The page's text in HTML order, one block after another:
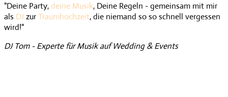
"Deine Party, deine Musik, Deine Regeln - gemeinsam mit mir
als DJ zurTraumhochzeit, die niemand so so schnell vergessen
wird!"
DJ Tom - Experte für Musik auf Wedding & Events